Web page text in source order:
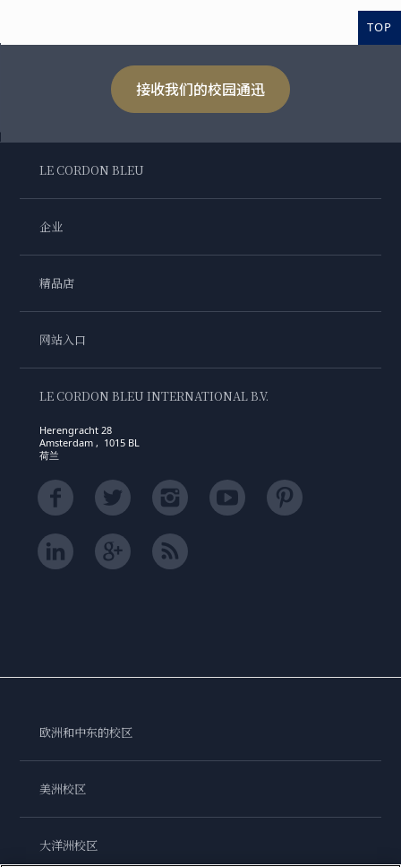
TOP
接收我们的校园通迅
LE CORDON BLEU
企业
精品店
网站入口
LE CORDON BLEU INTERNATIONAL B.V.
Herengracht 28
Amsterdam , 1015 BL
荷兰
欧洲和中东的校区
美洲校区
大洋洲校区